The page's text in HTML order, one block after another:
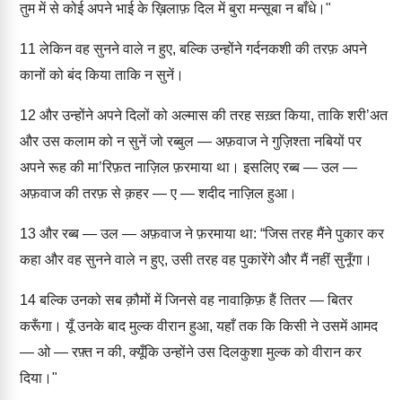
तुम में से कोई अपने भाई के ख़िलाफ़ दिल में बुरा मन्सूबा न बाँधे।"
11 लेकिन वह सुनने वाले न हुए, बल्कि उन्होंने गर्दनकशी की तरफ़ अपने
कानों को बंद किया ताकि न सुनें।
12 और उन्होंने अपने दिलों को अल्मास की तरह सख़्त किया, ताकि शरी’अत
और उस कलाम को न सुनें जो रब्बुल — अफ़वाज ने गुज़िश्ता नबियों पर
अपने रूह की मा’रिफ़त नाज़िल फ़रमाया था। इसलिए रब्ब — उल —
अफ़वाज की तरफ़ से क़हर — ए — शदीद नाज़िल हुआ।
13 और रब्ब — उल — अफ़वाज ने फ़रमाया था: “जिस तरह मैंने पुकार कर
कहा और वह सुनने वाले न हुए, उसी तरह वह पुकारेंगे और मैं नहीं सुनूँगा।
14बल्कि उनको सब क़ौमों में जिनसे वह नावाक़िफ़ हैं तितर — बितर
करूँगा। यूँ उनके बाद मुल्क वीरान हुआ, यहाँ तक कि किसी ने उसमें आमद
— ओ — रफ़्त न की, क्यूँकि उन्होंने उस दिलकुशा मुल्क को वीरान कर
दिया।"